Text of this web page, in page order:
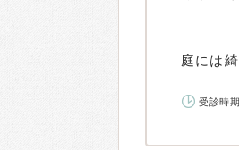
庭には
受診時